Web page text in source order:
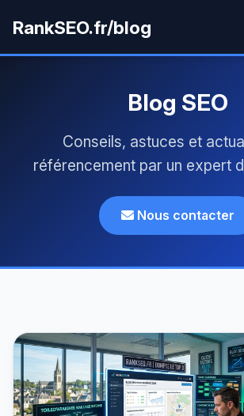
RankSEO.fr/blog
Blog SEO
Conseils, astuces et
référencement par un expert
Nous contacter